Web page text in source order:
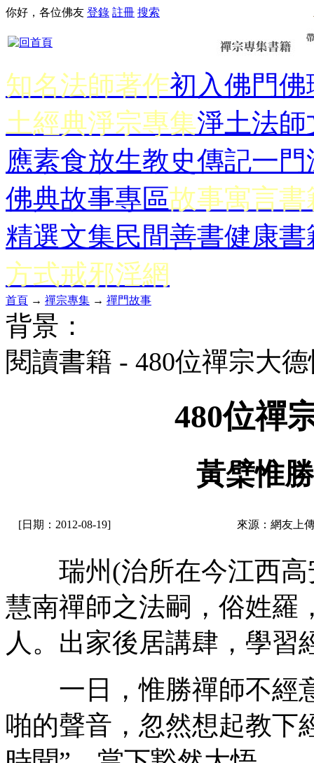
你好，各位佛友 登錄 註冊 搜索
知名法師著作初入佛門佛
土經典淨宗專集淨土法師
應素食放生教史傳記一門
佛典故事專區故事寓言書
精選文集民間善書健康書
方式戒邪淫網
首頁 → 禪宗專集 → 禪門故事
背景：
閱讀書籍 - 480位禪宗大
480位禪
黃檗惟
[日期：2012-08-19] 來源：網友上
瑞州(治所在今江西高
慧南禪師之法嗣，俗姓羅
人。出家後居講肆，學習
一日，惟勝禪師不經
啪的聲音，忽然想起教下